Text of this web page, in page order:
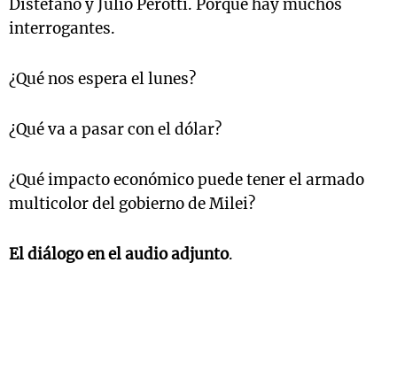
Distéfano y Julio Perotti. Porque hay muchos
interrogantes.
¿Qué nos espera el lunes?
¿Qué va a pasar con el dólar?
¿Qué impacto económico puede tener el armado
multicolor del gobierno de Milei?
El diálogo en el audio adjunto.